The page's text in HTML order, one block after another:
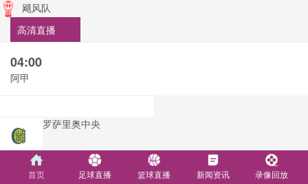
飓风队
高清直播
04:00
阿甲
罗萨里奥中央
阿尔多斯维
首页 足球直播 篮球直播 新闻资讯 录像回放